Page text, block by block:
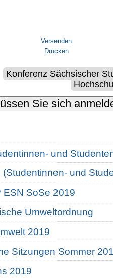
Versenden
Drucken
Konferenz Sächsischer
und
und
ESN SoSe 2019
Umweltordnung
2019
Sitzungen Sommer
2019